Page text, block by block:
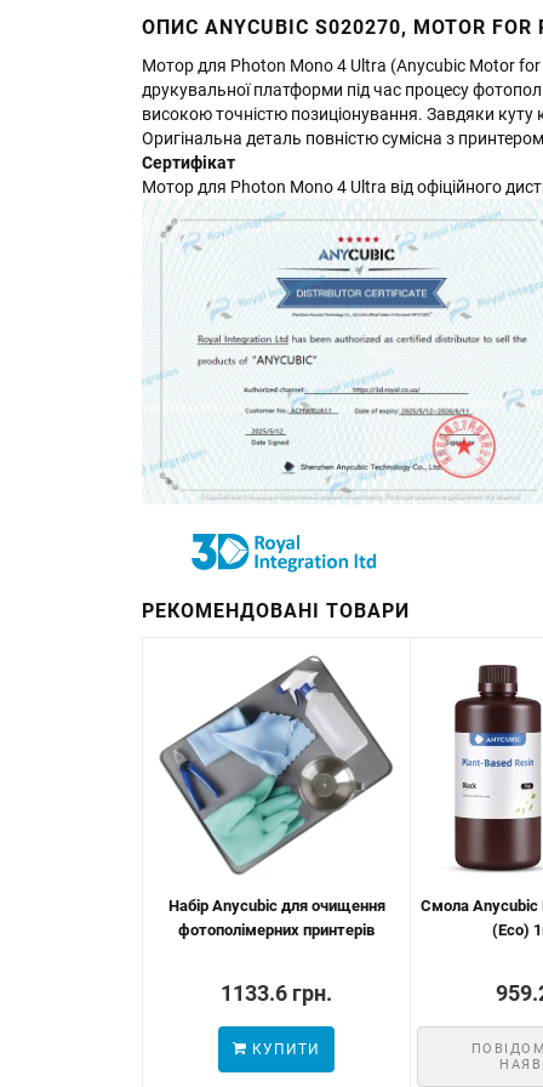
ОПИС ANYCUBIC S020270, MOTOR FOR
Мотор для Photon Mono 4 Ultra (Anycubic Motor for
друкувальної платформи під час процесу
високою точністю позиціонування. Завдяки куту
Оригінальна деталь повністю сумісна з
Сертифікат
Мотор для Photon Mono 4 Ultra від офіційного
РЕКОМЕНДОВАНІ ТОВАРИ
Набір Anycubic для очищення
фотополімерних принтерів
1133.6 грн.
КУПИТИ
Смола Anycubic
(Eco)